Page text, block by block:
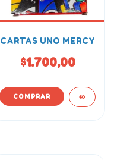
CARTAS UNO MERCY
$1.700,00